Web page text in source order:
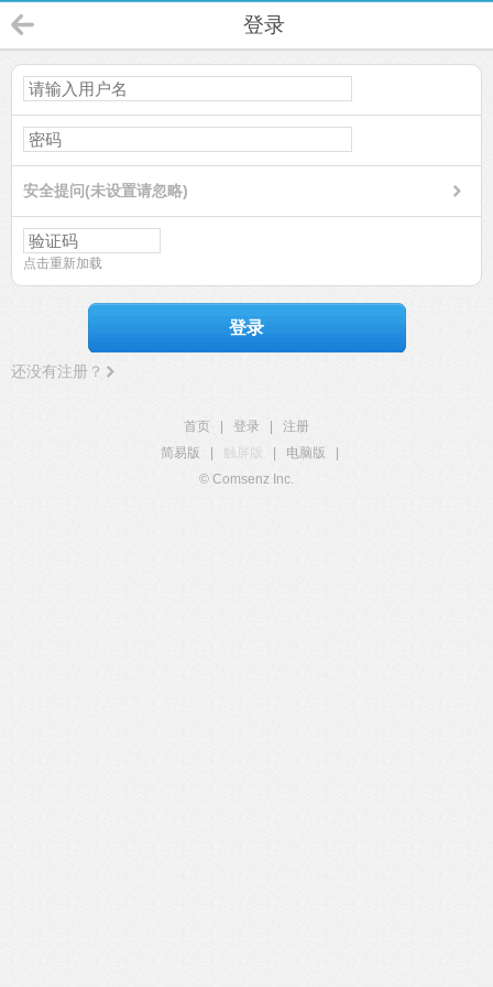
登录
安全提问(未设置请忽略)
点击重新加载
登录
还没有注册？
首页 登录
注册
简易版
触屏版 电脑版
© Comsenz Inc.